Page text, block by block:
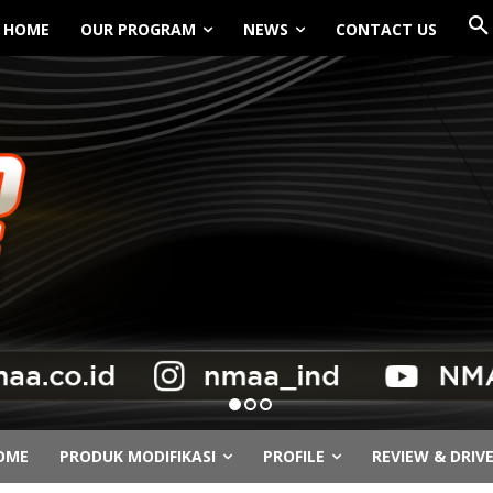
HOME OUR PROGRAM NEWS CONTACT US
PRODUK MODIFIKASI PROFILE REVIEW & DRIVE